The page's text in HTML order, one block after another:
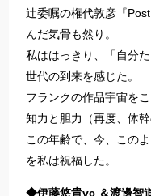
辻委嘱の権代敦彦『
んだ気骨も然り。
私ははっきり、「自分
世代の到来を感じた。
フランクの作品宇宙を
知力と胆力（再度、体
この年齢で、今、この
を私は祝福した。
◆伊藤悠貴vc ＆渡邊智